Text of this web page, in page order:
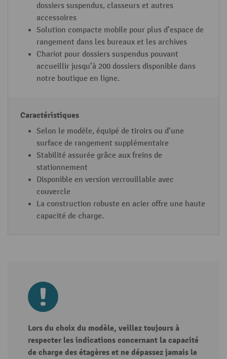
dossiers suspendus, classeurs et autres
accessoires
Solution compacte mobile pour plus d’espace de
rangement dans les bureaux et les archives
Chariot pour dossiers suspendus pouvant
accueillir jusqu’à 200 dossiers disponible dans
notre boutique en ligne.
Selon le modèle, équipé de tiroirs ou d’une
surface de rangement supplémentaire
Stabilité assurée grâce aux freins de
stationnement
Disponible en version verrouillable avec
couvercle
La construction robuste en acier offre une haute
capacité de charge.
Lors du choix du modèle, veillez toujours à
respecter les indications concernant la capacité
de charge des étagères et ne dépassez jamais le